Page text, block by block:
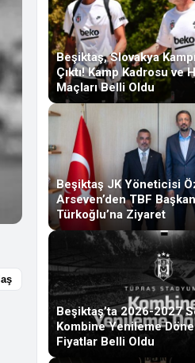
Beşiktaş, Slovakya
Çıktı! Kamp Kadrosu ve
Maçları Belli Oldu
Beşiktaş JK Yöneticisi
Arseven’den TBF
Türkoğlu’na Ziyaret
Beşiktaş’ta 2026-2027
Kombine Yenileme
Fiyatlar Belli Oldu